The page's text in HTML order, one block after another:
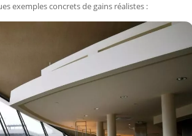
exemples concrets de gains réalistes :